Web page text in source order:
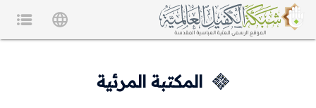
المكتبة المرئية